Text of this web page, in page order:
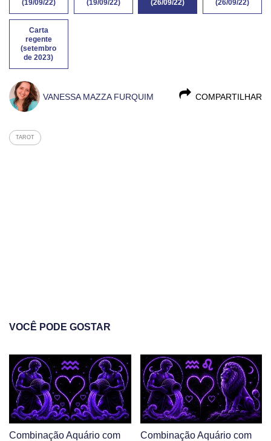
(19/09/22) (19/09/22) (26/09/22) (26/09/22)
Carta
regente
(setembro
de 2023)
COMPARTILHAR
VANESSA MAZZA FURQUIM
TAROT
VOCÊ PODE GOSTAR
Combinação Aquário com
Combinação Aquário com